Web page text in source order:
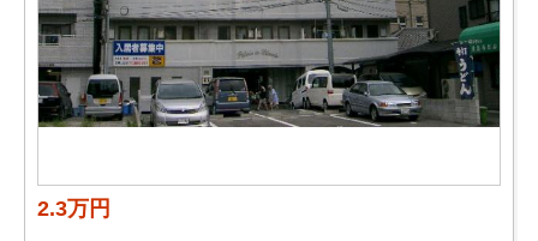
2.3万円